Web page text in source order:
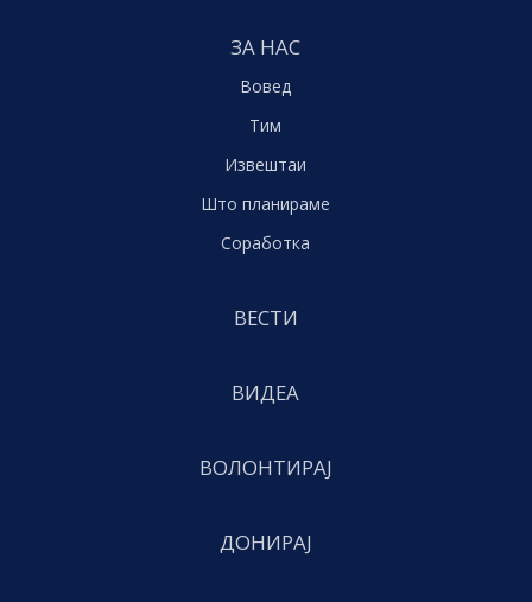
ЗА НАС
Вовед
Тим
Извештаи
Што планираме
Соработка
ВЕСТИ
ВИДЕА
ВОЛОНТИРАЈ
ДОНИРАЈ